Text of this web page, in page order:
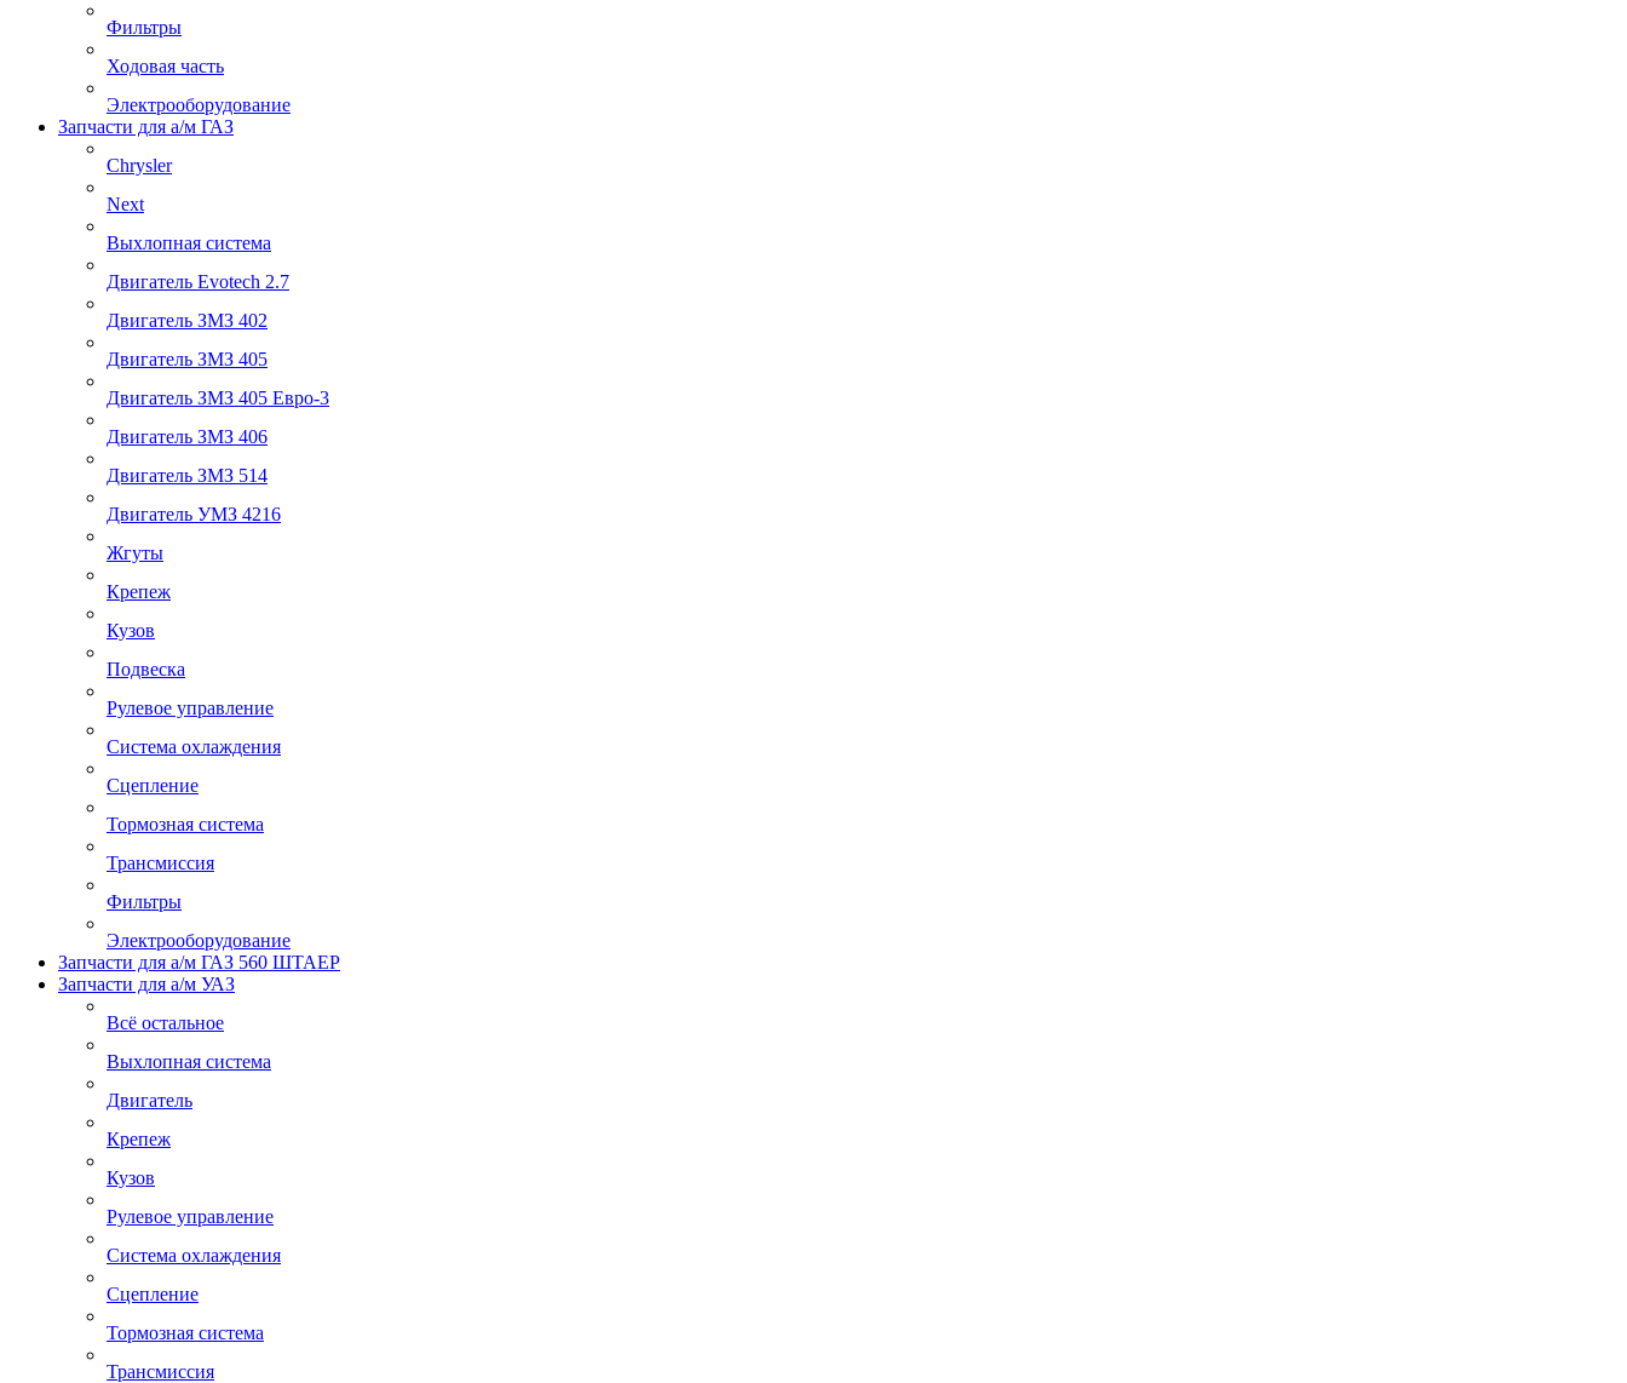
Фильтры
Ходовая часть
Электрооборудование
Запчасти для а/м ГАЗ
Chrysler
Next
Выхлопная система
Двигатель Evotech 2.7
Двигатель ЗМЗ 402
Двигатель ЗМЗ 405
Двигатель ЗМЗ 405 Евро-3
Двигатель ЗМЗ 406
Двигатель ЗМЗ 514
Двигатель УМЗ 4216
Жгуты
Крепеж
Кузов
Подвеска
Рулевое управление
Система охлаждения
Сцепление
Тормозная система
Трансмиссия
Фильтры
Электрооборудование
Запчасти для а/м ГАЗ 560 ШТАЕР
Запчасти для а/м УАЗ
Всё остальное
Выхлопная система
Двигатель
Крепеж
Кузов
Рулевое управление
Система охлаждения
Сцепление
Тормозная система
Трансмиссия